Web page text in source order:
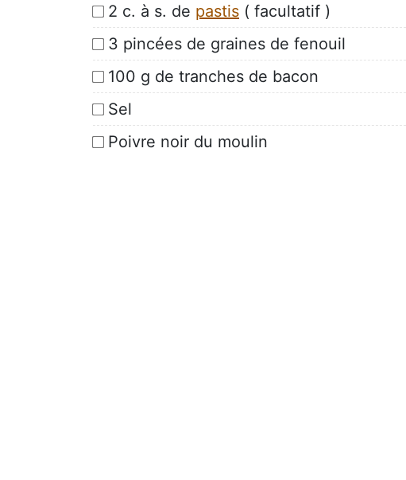
2 c. à s. de pastis ( facultatif )
3 pincées de graines de fenouil
100 g de tranches de bacon
Sel
Poivre noir du moulin